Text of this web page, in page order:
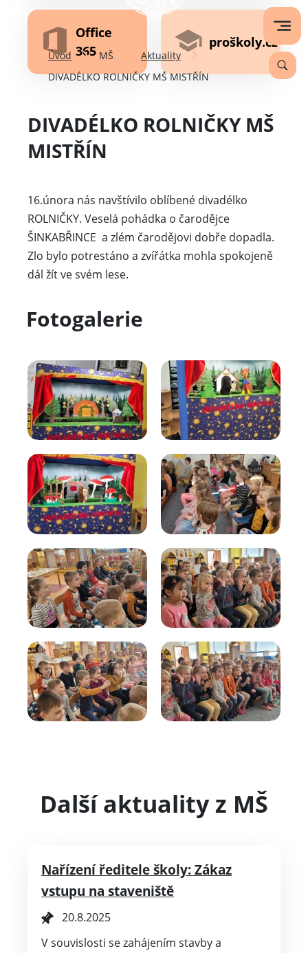
Office
365
proškoly.cz
Úvod MŠ
Aktuality
DIVADÉLKO ROLNIČKY MŠ MISTŘÍN
DIVADÉLKO ROLNIČKY MŠ
MISTŘÍN
16.února nás navštívilo oblíbené divadélko
ROLNIČKY. Veselá pohádka o čarodějce
ŠINKABŘINCE a zlém čarodějovi dobře dopadla.
Zlo bylo potrestáno a zvířátka mohla spokojeně
dál žít ve svém lese.
Fotogalerie
Další aktuality z MŠ
Nařízení ředitele školy: Zákaz
vstupu na staveniště
20.8.2025
V souvislosti se zahájením stavby a